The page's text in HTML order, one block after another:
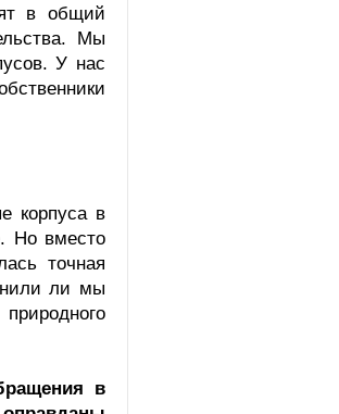
в общий
Мы
У нас
корпуса в
Но вместо
точная
ли мы
в